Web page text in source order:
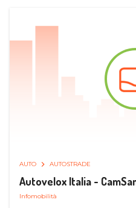
AUTO AUTOSTRADE
Autovelox Italia -
Infomobilità